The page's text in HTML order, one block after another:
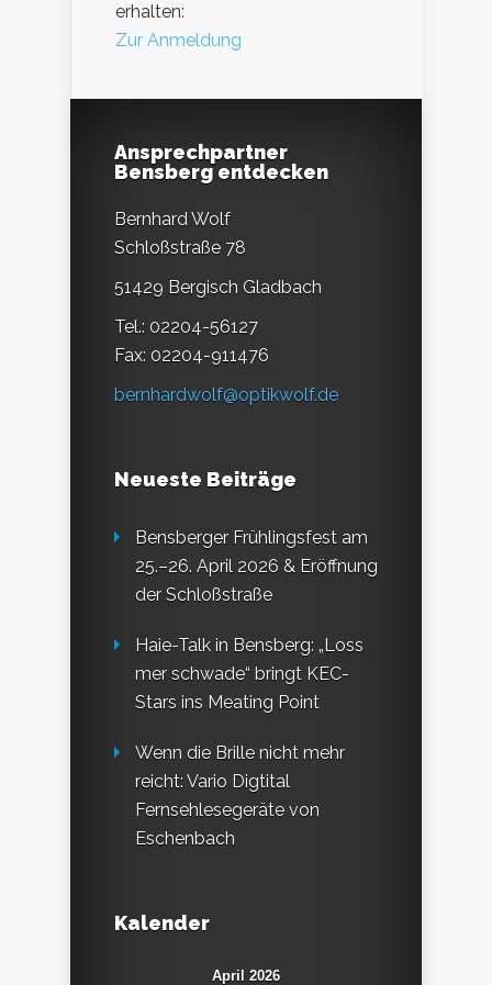
erhalten:
Zur Anmeldung
Ansprechpartner
Bensberg entdecken
Bernhard Wolf
Schloßstraße 78
51429 Bergisch Gladbach
Tel.: 02204-56127
Fax: 02204-911476
bernhardwolf@optikwolf.de
Neueste Beiträge
Bensberger Frühlingsfest am
25.–26. April 2026 & Eröffnung
der Schloßstraße
Haie-Talk in Bensberg: „Loss
mer schwade“ bringt KEC-
Stars ins Meating Point
Wenn die Brille nicht mehr
reicht: Vario Digtital
Fernsehlesegeräte von
Eschenbach
Kalender
April 2026